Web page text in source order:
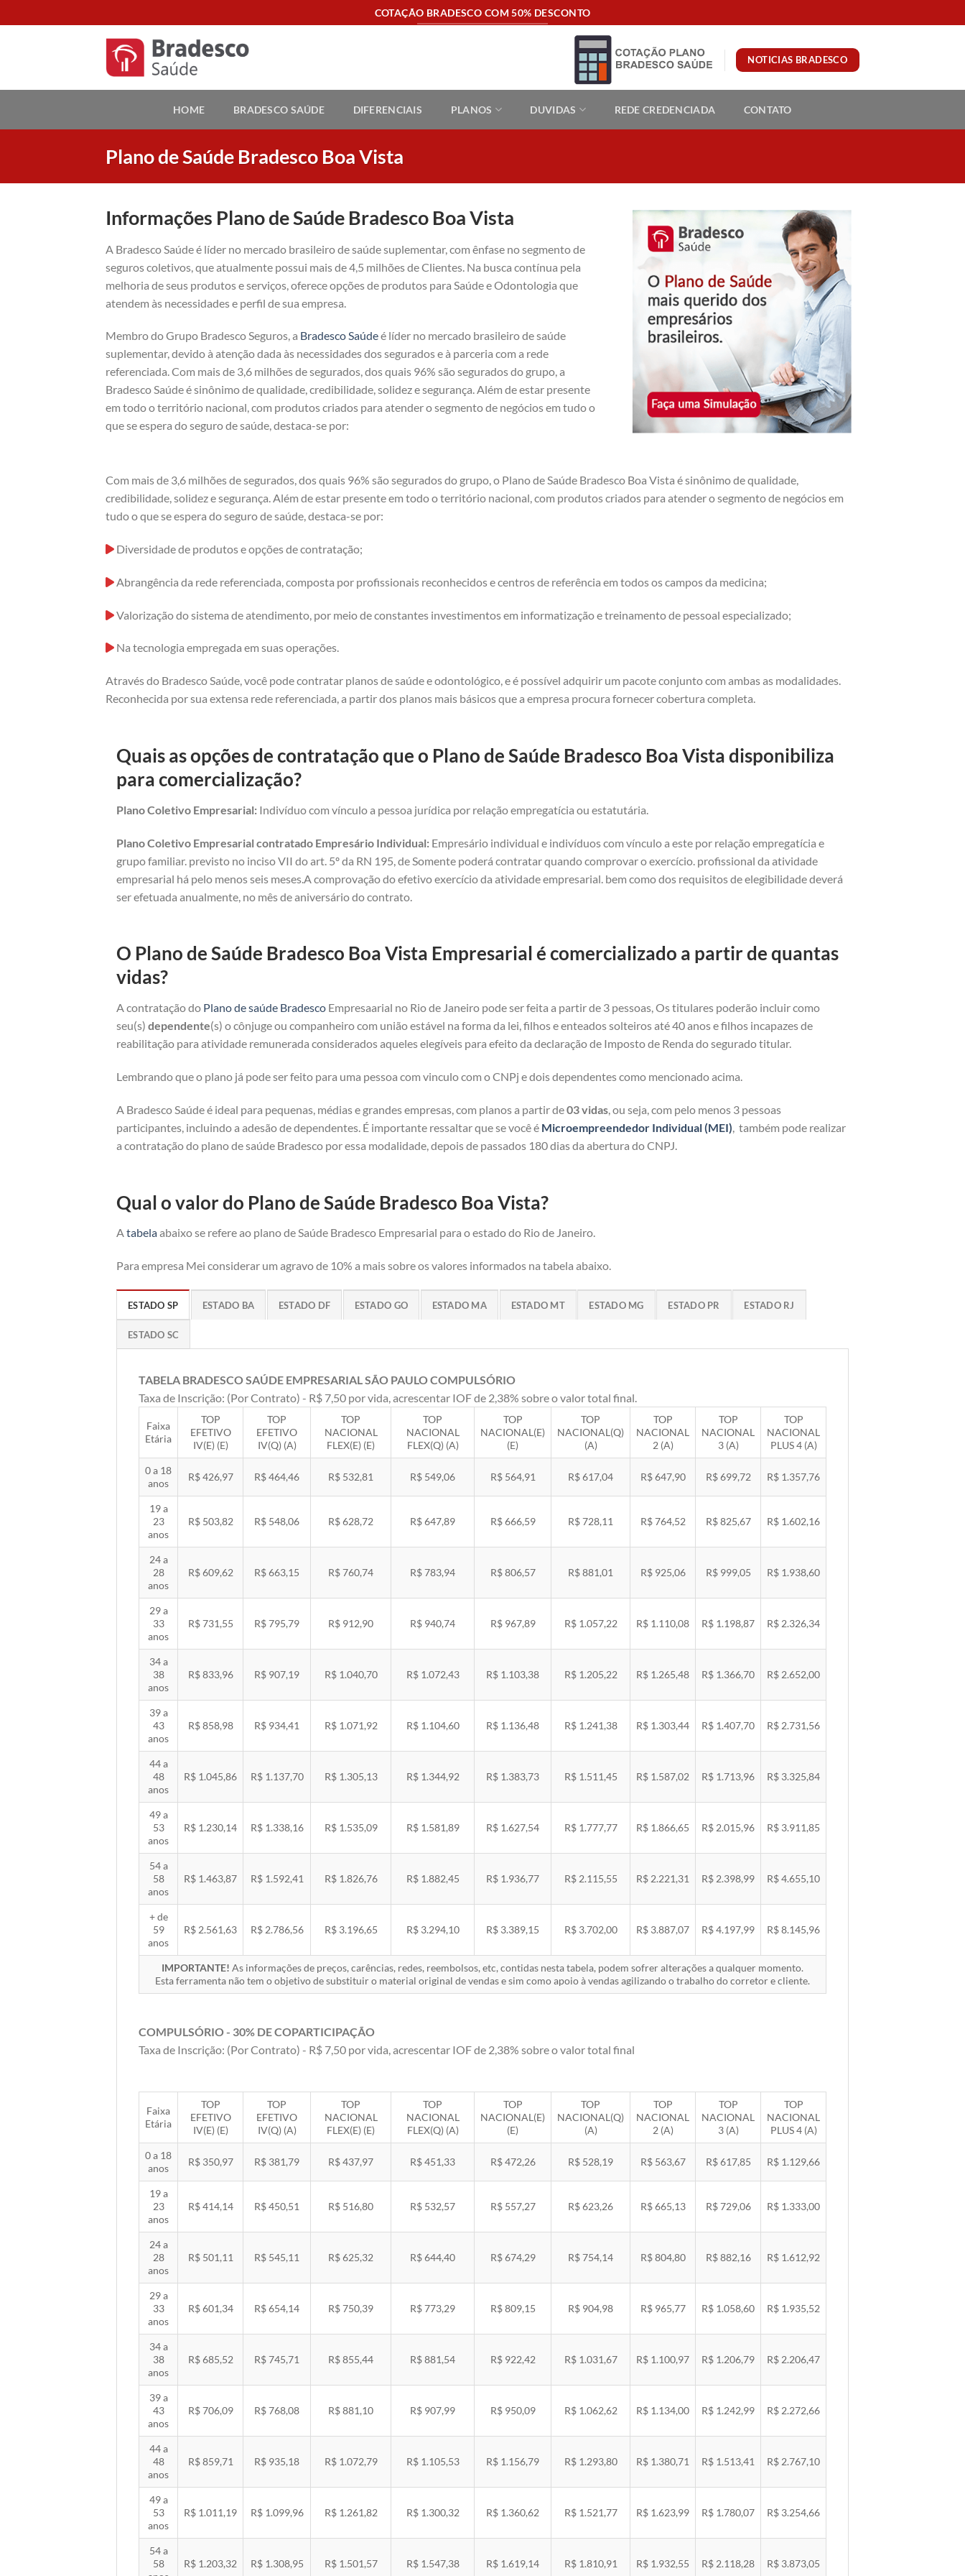
to
COTAÇÃO BRADESCO COM 50% DESCONTO
NOTICIAS BRADESCO
HOME BRADESCO SAÚDE DIFERENCIAIS PLANOS DUVIDAS REDE CREDENCIADA CONTATO
Plano de Saúde Bradesco Boa Vista
Informações Plano de Saúde Bradesco Boa Vista
A Bradesco Saúde é líder no mercado brasileiro de saúde suplementar, com ênfase no segmento de
seguros coletivos, que atualmente possui mais de 4,5 milhões de Clientes. Na busca contínua pela
melhoria de seus produtos e serviços, oferece opções de produtos para Saúde e Odontologia que
atendem às necessidades e perfil de sua empresa.
Membro do Grupo Bradesco Seguros, a Bradesco Saúdeé líder no mercado brasileiro de saúde
suplementar, devido à atenção dada às necessidades dos segurados e à parceria com a rede
referenciada. Com mais de 3,6 milhões de segurados, dos quais 96% são segurados do grupo, a
Bradesco Saúde é sinônimo de qualidade, credibilidade, solidez e segurança. Além de estar presente
em todo o território nacional, com produtos criados para atender o segmento de negócios em tudo o
que se espera do seguro de saúde, destaca-se por:
Com mais de 3,6 milhões de segurados, dos quais 96% são segurados do grupo, o Plano de Saúde Bradesco Boa Vista é sinônimo de qualidade,
credibilidade, solidez e segurança. Além de estar presente em todo o território nacional, com produtos criados para atender o segmento de negócios em
tudo o que se espera do seguro de saúde, destaca-se por:
Diversidade de produtos e opções de contratação;
Abrangência da rede referenciada, composta por profissionais reconhecidos e centros de referência em todos os campos da medicina;
Valorização do sistema de atendimento, por meio de constantes investimentos em informatização e treinamento de pessoal especializado;
Na tecnologia empregada em suas operações.
Através do Bradesco Saúde, você pode contratar planos de saúde e odontológico, e é possível adquirir um pacote conjunto com ambas as modalidades.
Reconhecida por sua extensa rede referenciada, a partir dos planos mais básicos que a empresa procura fornecer cobertura completa.
Quais as opções de contratação que o Plano de Saúde Bradesco Boa Vista disponibiliza
para comercialização?
Plano Coletivo Empresarial: Indivíduo com vínculo a pessoa jurídica por relação empregatícia ou estatutária.
Plano Coletivo Empresarial contratado Empresário Individual: Empresário individual e indivíduos com vínculo a este por relação empregatícia e
grupo familiar. previsto no inciso VII do art. 5º da RN 195, de Somente poderá contratar quando comprovar o exercício. profissional da atividade
empresarial há pelo menos seis meses.A comprovação do efetivo exercício da atividade empresarial. bem como dos requisitos de elegibilidade deverá
ser efetuada anualmente, no mês de aniversário do contrato.
O Plano de Saúde Bradesco Boa Vista Empresarial é comercializado a partir de quantas
vidas?
A contratação do Plano de saúde Bradesco Empresaarial no Rio de Janeiro pode ser feita a partir de 3 pessoas, Os titulares poderão incluir como
seu(s) dependente(s) o cônjuge ou companheiro com união estável na forma da lei, filhos e enteados solteiros até 40 anos e filhos incapazes de
reabilitação para atividade remunerada considerados aqueles elegíveis para efeito da declaração de Imposto de Renda do segurado titular.
Lembrando que o plano já pode ser feito para uma pessoa com vinculo com o CNPj e dois dependentes como mencionado acima.
A Bradesco Saúde é ideal para pequenas, médias e grandes empresas, com planos a partir de03 vidas , ou seja, com pelo menos 3 pessoas
participantes, incluindo a adesão de dependentes. É importante ressaltar que se você é Microempreendedor Individual (MEI) , também pode realizar
a contratação do plano de saúde Bradesco por essa modalidade, depois de passados 180 dias da abertura do CNPJ.
Qual o valor do Plano de Saúde Bradesco Boa Vista?
Atabelaabaixo se refere ao plano de Saúde Bradesco Empresarial para o estado do Rio de Janeiro.
Para empresa Mei considerar um agravo de 10% a mais sobre os valores informados na tabela abaixo.
ESTADO SP ESTADO BA ESTADO DF ESTADO GO ESTADO MA ESTADO MT ESTADO MG ESTADO PR ESTADO RJ
ESTADO SC
TABELA BRADESCO SAÚDE EMPRESARIAL SÃO PAULO COMPULSÓRIO
Taxa de Inscrição: (Por Contrato) - R$ 7,50 por vida, acrescentar IOF de 2,38% sobre o valor total final.
Faixa
Etária
TOP
EFETIVO
IV(E) (E)
TOP
EFETIVO
IV(Q) (A)
TOP
NACIONAL
FLEX(E) (E)
TOP
NACIONAL
FLEX(Q) (A)
TOP
NACIONAL(E)
(E)
TOP
NACIONAL(Q)
(A)
TOP
NACIONAL
2 (A)
TOP
NACIONAL
3 (A)
TOP
NACIONAL
PLUS 4 (A)
0 a 18
anos
R$ 426,97 R$ 464,46 R$ 532,81 R$ 549,06 R$ 564,91 R$ 617,04 R$ 647,90 R$ 699,72 R$ 1.357,76
19 a
23
anos
R$ 503,82 R$ 548,06 R$ 628,72 R$ 647,89 R$ 666,59 R$ 728,11 R$ 764,52 R$ 825,67 R$ 1.602,16
24 a
28
anos
R$ 609,62 R$ 663,15 R$ 760,74 R$ 783,94 R$ 806,57 R$ 881,01 R$ 925,06 R$ 999,05 R$ 1.938,60
29 a
33
anos
R$ 731,55 R$ 795,79 R$ 912,90 R$ 940,74 R$ 967,89 R$ 1.057,22 R$ 1.110,08 R$ 1.198,87 R$ 2.326,34
34 a
38
anos
R$ 833,96 R$ 907,19 R$ 1.040,70 R$ 1.072,43 R$ 1.103,38 R$ 1.205,22 R$ 1.265,48 R$ 1.366,70 R$ 2.652,00
39 a
43
anos
R$ 858,98 R$ 934,41 R$ 1.071,92 R$ 1.104,60 R$ 1.136,48 R$ 1.241,38 R$ 1.303,44 R$ 1.407,70 R$ 2.731,56
44 a
48
anos
R$ 1.045,86 R$ 1.137,70 R$ 1.305,13 R$ 1.344,92 R$ 1.383,73 R$ 1.511,45 R$ 1.587,02 R$ 1.713,96 R$ 3.325,84
49 a
53
anos
R$ 1.230,14 R$ 1.338,16 R$ 1.535,09 R$ 1.581,89 R$ 1.627,54 R$ 1.777,77 R$ 1.866,65 R$ 2.015,96 R$ 3.911,85
54 a
58
anos
R$ 1.463,87 R$ 1.592,41 R$ 1.826,76 R$ 1.882,45 R$ 1.936,77 R$ 2.115,55 R$ 2.221,31 R$ 2.398,99 R$ 4.655,10
+ de
59
anos
R$ 2.561,63 R$ 2.786,56 R$ 3.196,65 R$ 3.294,10 R$ 3.389,15 R$ 3.702,00 R$ 3.887,07 R$ 4.197,99 R$ 8.145,96
IMPORTANTE! As informações de preços, carências, redes, reembolsos, etc, contidas nesta tabela, podem sofrer alterações a qualquer momento.
Esta ferramenta não tem o objetivo de substituir o material original de vendas e sim como apoio à vendas agilizando o trabalho do corretor e cliente.
COMPULSÓRIO - 30% DE COPARTICIPAÇÃO
Taxa de Inscrição: (Por Contrato) - R$ 7,50 por vida, acrescentar IOF de 2,38% sobre o valor total final
Faixa
Etária
TOP
EFETIVO
IV(E) (E)
TOP
EFETIVO
IV(Q) (A)
TOP
NACIONAL
FLEX(E) (E)
TOP
NACIONAL
FLEX(Q) (A)
TOP
NACIONAL(E)
(E)
TOP
NACIONAL(Q)
(A)
TOP
NACIONAL
2 (A)
TOP
NACIONAL
3 (A)
TOP
NACIONAL
PLUS 4 (A)
0 a 18
anos
R$ 350,97 R$ 381,79 R$ 437,97 R$ 451,33 R$ 472,26 R$ 528,19 R$ 563,67 R$ 617,85 R$ 1.129,66
19 a
23
anos
R$ 414,14 R$ 450,51 R$ 516,80 R$ 532,57 R$ 557,27 R$ 623,26 R$ 665,13 R$ 729,06 R$ 1.333,00
24 a
28
anos
R$ 501,11 R$ 545,11 R$ 625,32 R$ 644,40 R$ 674,29 R$ 754,14 R$ 804,80 R$ 882,16 R$ 1.612,92
29 a
33
anos
R$ 601,34 R$ 654,14 R$ 750,39 R$ 773,29 R$ 809,15 R$ 904,98 R$ 965,77 R$ 1.058,60 R$ 1.935,52
34 a
38
anos
R$ 685,52 R$ 745,71 R$ 855,44 R$ 881,54 R$ 922,42 R$ 1.031,67 R$ 1.100,97 R$ 1.206,79 R$ 2.206,47
39 a
43
anos
R$ 706,09 R$ 768,08 R$ 881,10 R$ 907,99 R$ 950,09 R$ 1.062,62 R$ 1.134,00 R$ 1.242,99 R$ 2.272,66
44 a
48
anos
R$ 859,71 R$ 935,18 R$ 1.072,79 R$ 1.105,53 R$ 1.156,79 R$ 1.293,80 R$ 1.380,71 R$ 1.513,41 R$ 2.767,10
49 a
53
anos
R$ 1.011,19 R$ 1.099,96 R$ 1.261,82 R$ 1.300,32 R$ 1.360,62 R$ 1.521,77 R$ 1.623,99 R$ 1.780,07 R$ 3.254,66
54 a
58
R$ 1.203,32 R$ 1.308,95 R$ 1.501,57 R$ 1.547,38 R$ 1.619,14 R$ 1.810,91 R$ 1.932,55 R$ 2.118,28 R$ 3.873,05